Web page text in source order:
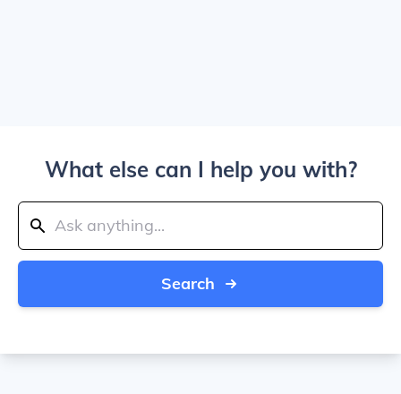
What else can I help you with?
Search